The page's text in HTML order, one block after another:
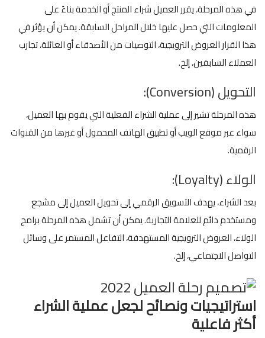
في هذه المرحلة، يقرر العميل شراء المنتج أو الخدمة بناءً على
المعلومات التي حصل عليها خلال المراحل السابقة. يمكن أن يؤثر في
هذا القرار العروض الترويجية، التوصيات من الأصدقاء أو العائلة، تجارب
العملاء السابقين، إلخ.
التحويل (Conversion):
هذه المرحلة تشير إلى عملية الشراء الفعلية التي يقوم بها العميل،
سواء عبر موقع الويب أو تطبيق الهاتف المحمول أو غيرها من القنوات
الرقمية.
الولاء (Loyalty):
بعد الشراء، يهدف التسويق الرقمي إلى تحويل العميل إلى مشجع
ومستخدم دائم للعلامة التجارية. يمكن أن تشمل هذه المرحلة برامج
الولاء، العروض الترويجية المستهدفة، التفاعل المستمر على وسائل
التواصل الاجتماعي، إلخ.
استراتيجيات ونصائح لجعل عملية الشراء
أكثر فاعلية